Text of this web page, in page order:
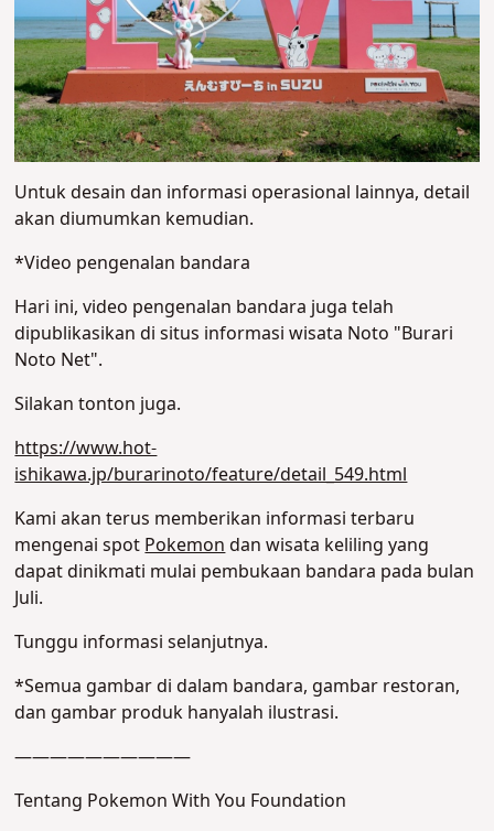
Untuk desain dan informasi operasional lainnya, detail
akan diumumkan kemudian.
*Video pengenalan bandara
Hari ini, video pengenalan bandara juga telah
dipublikasikan di situs informasi wisata Noto "Burari
Noto Net".
Silakan tonton juga.
https://www.hot-
ishikawa.jp/burarinoto/feature/detail_549.html
Kami akan terus memberikan informasi terbaru
mengenai spotPokemondan wisata keliling yang
dapat dinikmati mulai pembukaan bandara pada bulan
Juli.
Tunggu informasi selanjutnya.
*Semua gambar di dalam bandara, gambar restoran,
dan gambar produk hanyalah ilustrasi.
――――――――――
Tentang Pokemon With You Foundation